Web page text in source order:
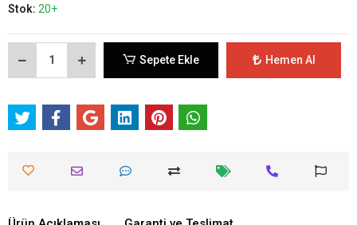
Stok: 20+
Sepete Ekle Hemen Al